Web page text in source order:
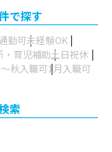
で探す
勤可未経験OK
・育児補助土日祝休
秋入職可1月入職可
索